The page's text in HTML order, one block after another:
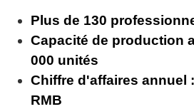
Plus de 130
Capacité de production
000 unités
Chiffre d'affaires annuel
RMB